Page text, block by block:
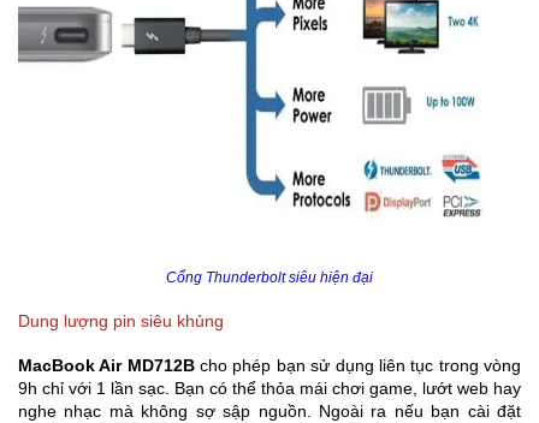
Cổng Thunderbolt siêu hiện đại
Dung lượng pin siêu khủng
MacBook Air MD712Bcho phép bạn sử dụng liên tục trong vòng
9h chỉ với 1 lần sạc. Bạn có thể thỏa mái chơi game, lướt web hay
nghe nhạc mà không sợ sập nguồn. Ngoài ra nếu bạn cài đặt